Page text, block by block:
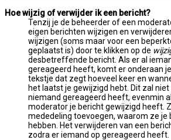
Hoe wijzig of verwijder ik een bericht?
Tenzij je de beheerder of een
eigen berichten wijzigen en
wijzigen (soms maar voor een
geplaatst is) door te klikken op de
desbetreffende bericht. Als er al
gereageerd heeft, komt er onderaan
tekstje dat zegt hoeveel keer en
het laatst je gewijzigd hebt. Dit zal
niemand gereageerd heeft, evenmin
moderator je bericht gewijzigd heeft.
mededeling toevoegen, waarom ze je
hebben. Het verwijderen van een
zodra er iemand op gereageerd heeft.